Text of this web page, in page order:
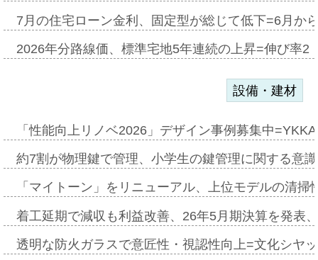
7月の住宅ローン金利、固定型が総じて低下=6月か
2026年分路線価、標準宅地5年連続の上昇=伸び率
設備・建材
「性能向上リノベ2026」デザイン事例募集中
約7割が物理鍵で管理、小学生の鍵管理に関する意
「マイトーン」をリニューアル、上位モデルの清
着工延期で減収も利益改善、26年5月期決算を発表
透明な防火ガラスで意匠性・視認性向上=文化シヤ